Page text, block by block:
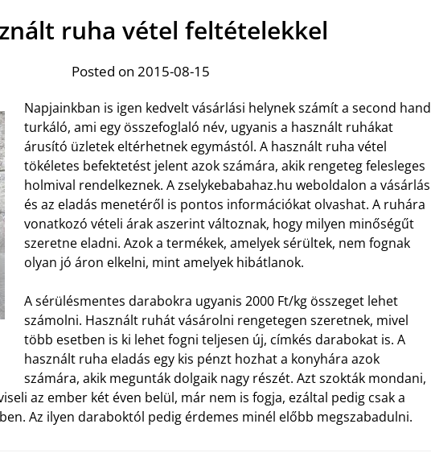
ruha vétel feltételekkel
Posted on 2015-08-15
Napjainkban is igen kedvelt vásárlási helynek számít a second hand
turkáló, ami egy összefoglaló név, ugyanis a használt ruhákat
árusító üzletek eltérhetnek egymástól. A használt ruha vétel
tökéletes befektetést jelent azok számára, akik rengeteg felesleges
holmival rendelkeznek. A zselykebabahaz.hu weboldalon a vásárlás
és az eladás menetéről is pontos információkat olvashat. A ruhára
vonatkozó vételi árak aszerint változnak, hogy milyen minőségűt
szeretne eladni. Azok a termékek, amelyek sérültek, nem fognak
olyan jó áron elkelni, mint amelyek hibátlanok.
A sérülésmentes darabokra ugyanis 2000 Ft/kg összeget lehet
számolni. Használt ruhát vásárolni rengetegen szeretnek, mivel
több esetben is ki lehet fogni teljesen új, címkés darabokat is. A
használt ruha eladás egy kis pénzt hozhat a konyhára azok
számára, akik megunták dolgaik nagy részét. Azt szokták mondani,
az ember két éven belül, már nem is fogja, ezáltal pedig csak a
Az ilyen daraboktól pedig érdemes minél előbb megszabadulni.